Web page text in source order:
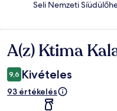
Seli Nemzeti
Értékelések
A(z) Ktima
9,6 Kivételes
93 értékelés